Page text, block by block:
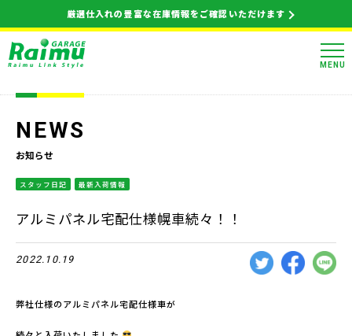
厳選仕入れの豊富な在庫情報をご確認いただけます
MENU
NEWS
お知らせ
スタッフ日記 最新入荷情報
アルミパネル宅配仕様幌車続々！！
2022.10.19
弊社仕様のアルミパネル宅配仕様車が